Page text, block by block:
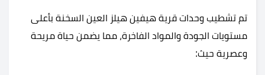
تم تشطيب وحدات قرية هيفين هيلز العين السخنة بأعلى
مستويات الجودة والمواد الفاخرة، مما يضمن حياة مريحة
وعصرية حيث: